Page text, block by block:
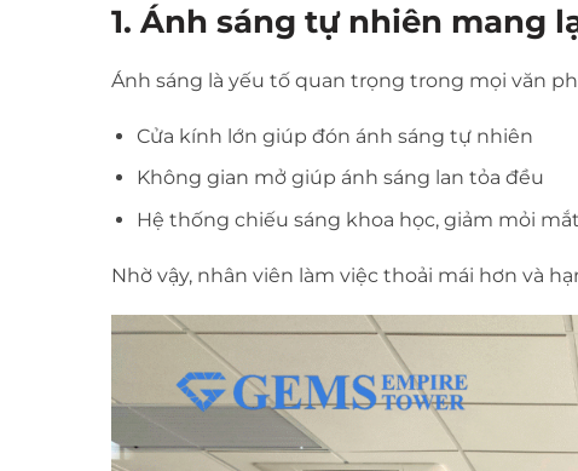
1. Ánh sáng tự nhiên mang
Ánh sáng là yếu tố quan trọng trong mọi văn
Cửa kính lớn giúp đón ánh sáng tự nhiên
Không gian mở giúp ánh sáng lan tỏa đều
Hệ thống chiếu sáng khoa học, giảm mỏi mắt
Nhờ vậy, nhân viên làm việc thoải mái hơn và